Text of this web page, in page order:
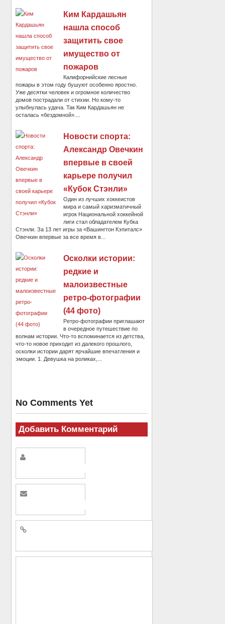
Ким Кардашьян
нашла способ
защитить свое
имущество от
пожаров
Калифорнийские лесные
пожары в этом году бушуют особенно яростно.
Уже десятки человек и огромное количество
домов пострадали от стихии. Но кому-то
улыбнулась удача. Так Ким Кардашьян не
осталась «бездомной»....
Новости спорта:
Александр Овечкин
впервые в своей
карьере получил
«Кубок Стэнли»
Один из лучших хоккеистов
мира и самый харизматичный
игрок Национальной хоккейной
лиги стал обладателем Кубка
Стэнли. За 13 лет игры за «Вашингтон Кэпиталс»
Овечкин впервые за все время в...
Осколки истории:
редкие и
малоизвестные
ретро-фотографии
(44 фото)
Ретро-фотографии приглашают
в очередное путешествие по
волнам истории. Что-то вспоминается из детства,
что-то новое приходит из далекого прошлого,
осколки истории дарят ярчайшие впечатления и
эмоции. 1. Девушка на роликах,...
No Comments Yet
Добавить Комментарий